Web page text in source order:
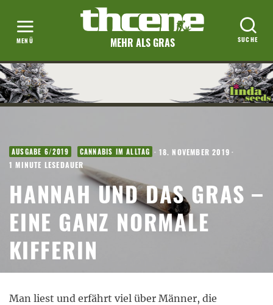
MEHR ALS GRAS
AUSGABE 6/2019 CANNABIS IM ALLTAG · 18. NOVEMBER 2019 ·
1 MINUTE LESEDAUER
HANNAH UND DAS GRAS –
EINE GANZ NORMALE
KIFFERIN
Man liest und erfährt viel über Männer, die